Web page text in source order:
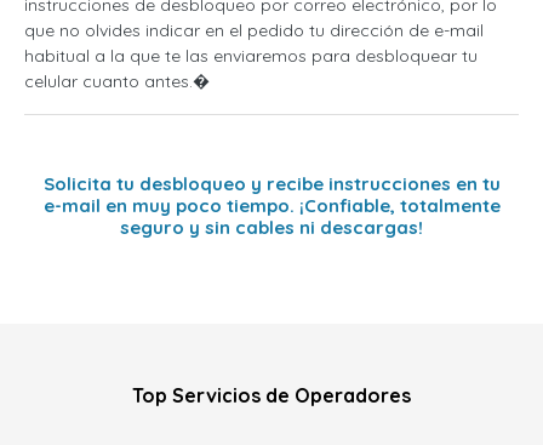
instrucciones de desbloqueo por correo electrónico, por lo
que no olvides indicar en el pedido tu dirección de e-mail
habitual a la que te las enviaremos para desbloquear tu
celular cuanto antes.�
Solicita tu desbloqueo y recibe instrucciones en tu
e-mail en muy poco tiempo. ¡Confiable, totalmente
seguro y sin cables ni descargas!
Top Servicios de Operadores